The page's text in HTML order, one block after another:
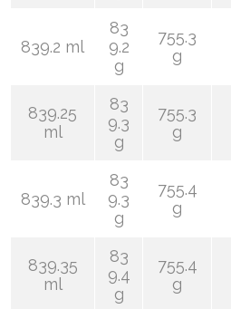
839.2 ml
83
9.2
g
755.3
g
839.25
ml
83
9.3
g
755.3
g
839.3 ml
83
9.3
g
755.4
g
839.35
ml
83
9.4
g
755.4
g